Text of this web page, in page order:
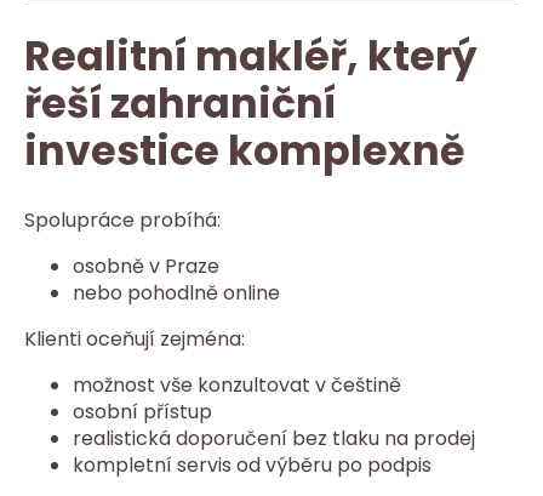
Realitní makléř, který
řeší zahraniční
investice komplexně
Spolupráce probíhá:
osobně v Praze
nebo pohodlně online
Klienti oceňují zejména:
možnost vše konzultovat v češtině
osobní přístup
realistická doporučení bez tlaku na prodej
kompletní servis od výběru po podpis